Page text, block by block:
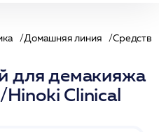
Домашняя линия
для демакияжа
Hinoki Clinical